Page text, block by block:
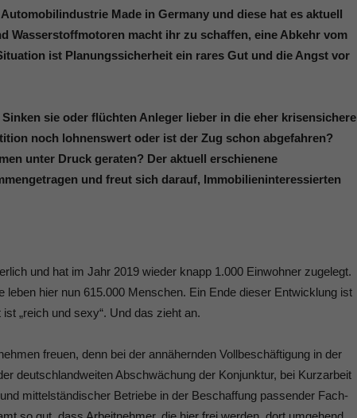
Made in Germany und diese hat es aktuell
Wasserstoffmotoren macht ihr zu schaffen, eine Abkehr vom
ist Planungssicherheit ein rares Gut und die Angst vor
sie oder flüchten Anleger lieber in die eher krisensichere
noch lohnenswert oder ist der Zug schon abgefahren?
unter Druck geraten? Der aktuell erschienene
und freut sich darauf, Immobilieninteressierten
und hat im Jahr 2019 wieder knapp 1.000 Einwohner zugelegt.
hier nun 615.000 Menschen. Ein Ende dieser Entwicklung ist
„reich und sexy“. Und das zieht an.
freuen, denn bei der annähernden Vollbeschäftigung in der
deutschlandweiten Abschwächung der Konjunktur, bei Kurzarbeit
mittelständischer Betriebe in der Beschaffung passender Fach-